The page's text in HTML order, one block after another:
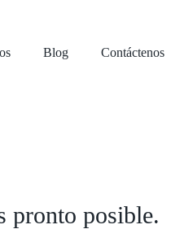
Blog Contáctenos
pronto posible.